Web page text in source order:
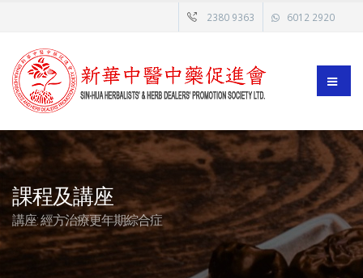
2380 9363 6012 2920
課程及講座
講座: 經方治療更年期綜合症